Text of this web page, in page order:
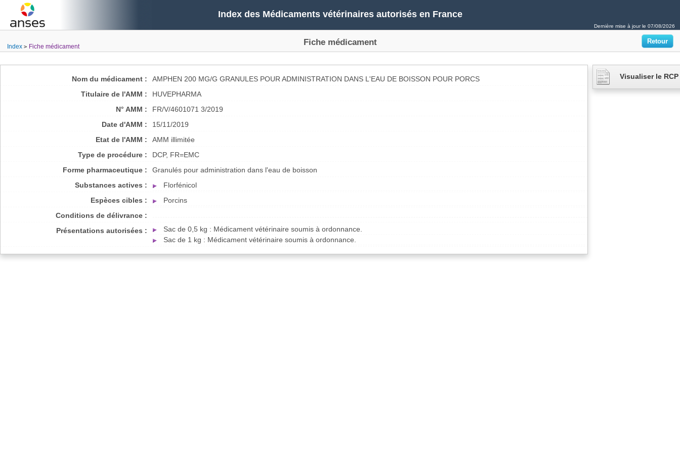
Index des Médicaments vétérinaires autorisés en France
Dernière mise à jour le 07/08/2026
Index Fiche médicament Fiche médicament
Nom du médicament :
AMPHEN 200 MG/G GRANULES POUR ADMINISTRATION DANS L'EAU DE BOISSON POUR PORCS
Titulaire de l'AMM :
HUVEPHARMA
N° AMM :
FR/V/4601071 3/2019
Date d'AMM :
15/11/2019
Etat de l'AMM :
AMM illimitée
Type de procédure :
DCP, FR=EMC
Forme pharmaceutique :
Granulés pour administration dans l'eau de boisson
Substances actives :
Florfénicol
Espèces cibles :
Porcins
Conditions de délivrance :
Présentations autorisées :
Sac de 0,5 kg : Médicament vétérinaire soumis à ordonnance.
Sac de 1 kg : Médicament vétérinaire soumis à ordonnance.
Visualiser le RCP